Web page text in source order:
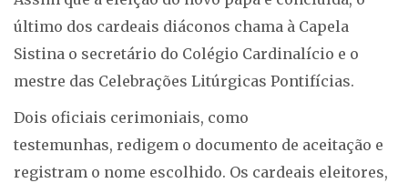
último dos cardeais diáconos chama à Capela
Sistina o secretário do Colégio Cardinalício e o
mestre das Celebrações Litúrgicas Pontifícias.
Dois oficiais cerimoniais, como
testemunhas, redigem o documento de aceitação e
registram o nome escolhido. Os cardeais eleitores,